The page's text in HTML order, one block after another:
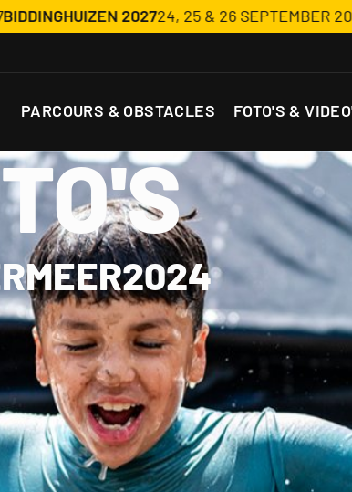
202724, 25 & 26 SEPTEMBER 2027
PARCOURS & OBSTACLES FOTO'S &
2024